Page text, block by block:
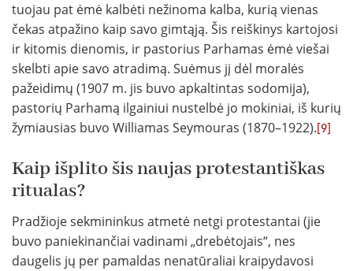
tuojau pat ėmė kalbėti nežinoma kalba, kurią vienas
čekas atpažino kaip savo gimtąją. Šis reiškinys kartojosi
ir kitomis dienomis, ir pastorius Parhamas ėmė viešai
skelbti apie savo atradimą. Suėmus jį dėl moralės
pažeidimų (1907 m. jis buvo apkaltintas sodomija),
pastorių Parhamą ilgainiui nustelbė jo mokiniai, iš kurių
žymiausias buvo Williamas Seymouras (1870–1922). [9]
Kaip išplito šis naujas protestantiškas
ritualas?
Pradžioje sekmininkus atmetė netgi protestantai (jie
buvo paniekinančiai vadinami „drebėtojais“, nes
daugelis jų per pamaldas nenatūraliai kraipydavosi